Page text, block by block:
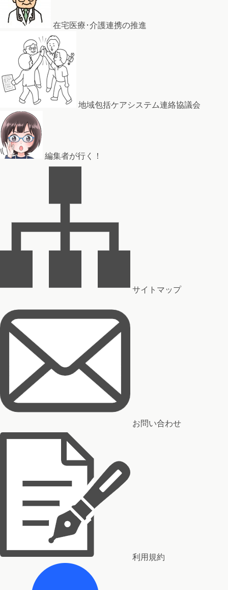
在宅医療･介護連携の推進
地域包括ケアシステム連絡協議会
編集者が行く！
サイトマップ
お問い合わせ
利用規約